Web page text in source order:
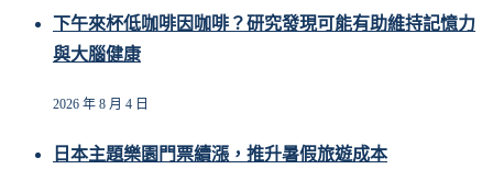
下午來杯低咖啡因咖啡？研究發現可能有助維持記憶力
與大腦健康
2026 年 8 月 4 日
日本主題樂園門票續漲，推升暑假旅遊成本